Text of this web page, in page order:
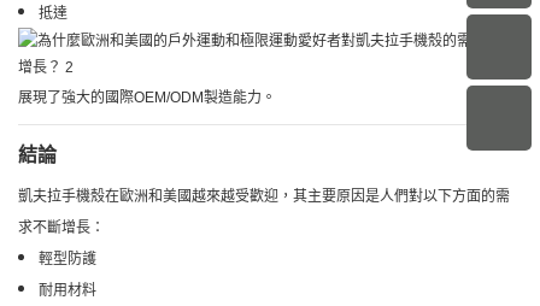
抵達
展現了強大的國際OEM/ODM製造能力。
結論
凱夫拉手機殼在歐洲和美國越來越受歡迎，其主要原因是人們對以下方面的需
求不斷增長：
輕型防護
耐用材料